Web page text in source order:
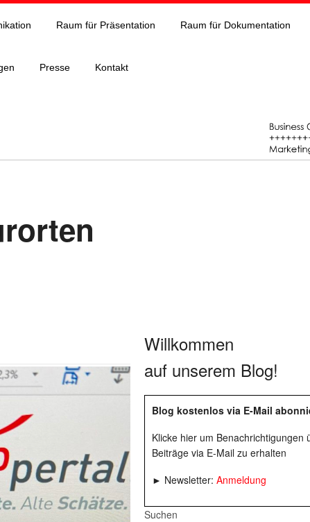
Raum für Präsentation Raum für Dokumentation
Presse Kontakt
Willkommen
auf unserem Blog!
Blog kostenlos via E-Mail
Klicke hier um Benachrichtigungen
Beiträge via E-Mail zu erhalten
► Newsletter: Anmeldung
Suchen